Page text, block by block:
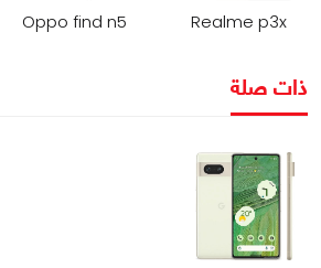
Realme p3x
Oppo find n5
ذات صلة